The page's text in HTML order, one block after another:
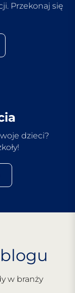
Przekonaj się
dzieci?
w branży